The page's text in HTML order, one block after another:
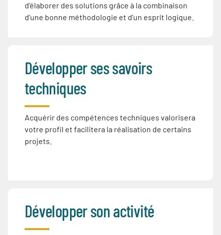
d’élaborer des solutions grâce à la combinaison
d’une bonne méthodologie et d’un esprit logique.
Développer ses savoirs
techniques
Acquérir des compétences techniques valorisera
votre profil et facilitera la réalisation de certains
projets.
Développer son activité